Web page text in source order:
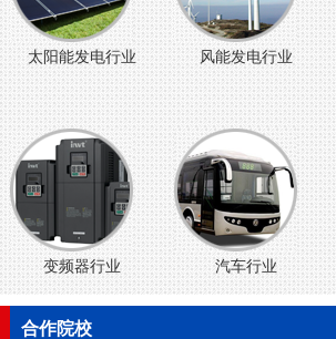
太阳能发电行业 风能发电行业
变频器行业 汽车行业
合作院校